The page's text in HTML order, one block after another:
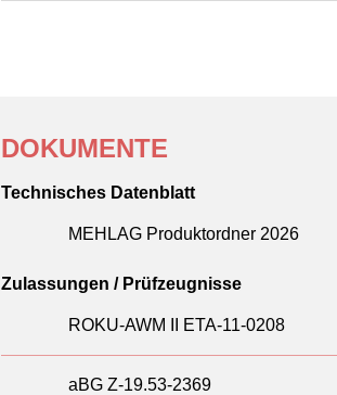
DOKUMENTE
Technisches Datenblatt
MEHLAG Produktordner 2026
Zulassungen / Prüfzeugnisse
ROKU-AWM II ETA-11-0208
aBG Z-19.53-2369